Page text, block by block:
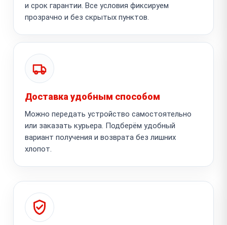
и срок гарантии. Все условия фиксируем
прозрачно и без скрытых пунктов.
Доставка удобным способом
Можно передать устройство самостоятельно
или заказать курьера. Подберём удобный
вариант получения и возврата без лишних
хлопот.